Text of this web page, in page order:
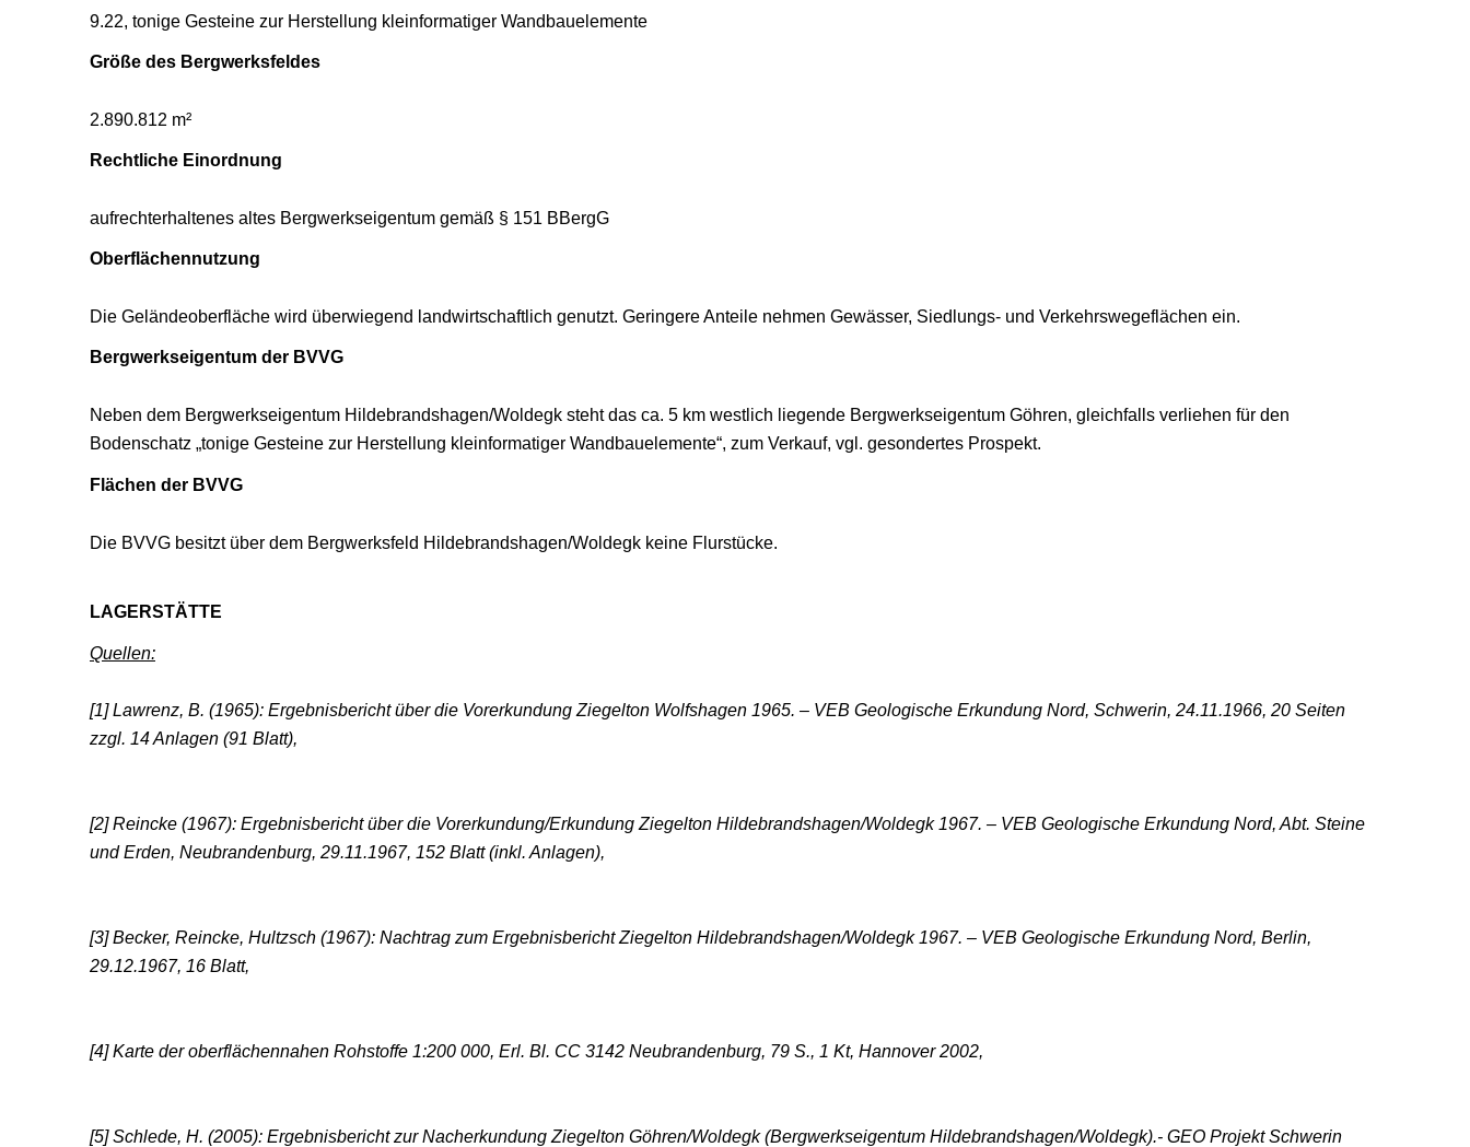
9.22, tonige Gesteine zur Herstellung kleinformatiger Wandbauelemente
Größe des Bergwerksfeldes
2.890.812 m²
Rechtliche Einordnung
aufrechterhaltenes altes Bergwerkseigentum gemäß § 151 BBergG
Oberflächennutzung
Die Geländeoberfläche wird überwiegend landwirtschaftlich genutzt. Geringere Anteile nehmen Gewässer, Siedlungs- und Verkehrswegeflächen ein.
Bergwerkseigentum der BVVG
Neben dem Bergwerkseigentum Hildebrandshagen/Woldegk steht das ca. 5 km westlich liegende Bergwerkseigentum Göhren, gleichfalls verliehen für den
Bodenschatz „tonige Gesteine zur Herstellung kleinformatiger Wandbauelemente“, zum Verkauf, vgl. gesondertes Prospekt.
Flächen der BVVG
Die BVVG besitzt über dem Bergwerksfeld Hildebrandshagen/Woldegk keine Flurstücke.
LAGERSTÄTTE
Quellen:
[1] Lawrenz, B. (1965): Ergebnisbericht über die Vorerkundung Ziegelton Wolfshagen 1965. – VEB Geologische Erkundung Nord, Schwerin, 24.11.1966, 20 Seiten
zzgl. 14 Anlagen (91 Blatt),
[2] Reincke (1967): Ergebnisbericht über die Vorerkundung/Erkundung Ziegelton Hildebrandshagen/Woldegk 1967. – VEB Geologische Erkundung Nord, Abt. Steine
und Erden, Neubrandenburg, 29.11.1967, 152 Blatt (inkl. Anlagen),
[3] Becker, Reincke, Hultzsch (1967): Nachtrag zum Ergebnisbericht Ziegelton Hildebrandshagen/Woldegk 1967. – VEB Geologische Erkundung Nord, Berlin,
29.12.1967, 16 Blatt,
[4] Karte der oberflächennahen Rohstoffe 1:200 000, Erl. Bl. CC 3142 Neubrandenburg, 79 S., 1 Kt, Hannover 2002,
[5] Schlede, H. (2005): Ergebnisbericht zur Nacherkundung Ziegelton Göhren/Woldegk (Bergwerkseigentum Hildebrandshagen/Woldegk).- GEO Projekt Schwerin